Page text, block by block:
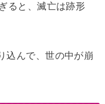
ると、滅亡は跡形
込んで、世の中が崩